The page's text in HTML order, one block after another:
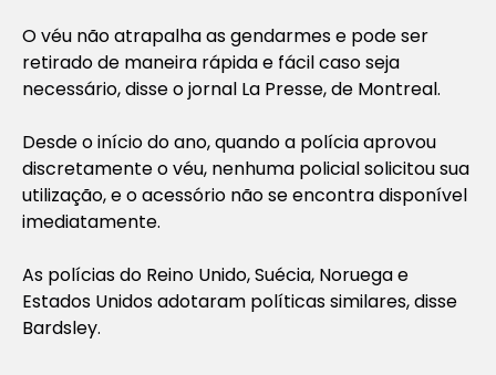
O véu não atrapalha as gendarmes e pode ser
retirado de maneira rápida e fácil caso seja
necessário, disse o jornal La Presse, de Montreal.
Desde o início do ano, quando a polícia aprovou
discretamente o véu, nenhuma policial solicitou sua
utilização, e o acessório não se encontra disponível
imediatamente.
As polícias do Reino Unido, Suécia, Noruega e
Estados Unidos adotaram políticas similares, disse
Bardsley.